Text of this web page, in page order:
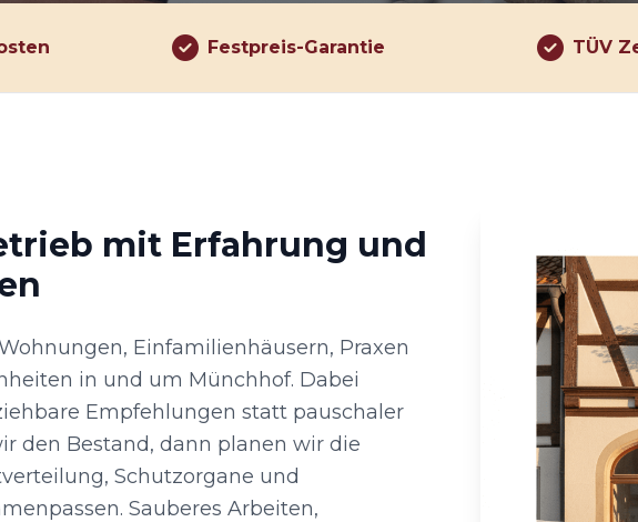
Festpreis-Garantie TÜV
mit Erfahrung und
Einfamilienhäusern, Praxen
in und um Münchhof. Dabei
Empfehlungen statt pauschaler
den Bestand, dann planen wir die
Schutzorgane und
Sauberes Arbeiten,